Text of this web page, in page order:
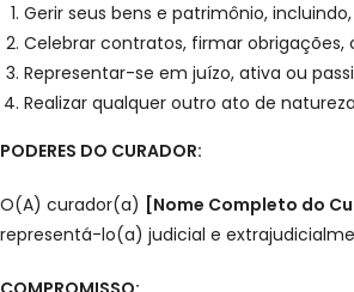
Gerir seus bens e patrimônio,
Celebrar contratos, firmar
Representar-se em juízo, ativa ou
Realizar qualquer outro ato de
PODERES DO CURADOR:
O(A) curador(a) [Nome Completo do
representá-lo(a) judicial e